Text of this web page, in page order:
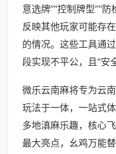
意选牌”“控制牌型”“
反映其他玩家可能存
的情况。这些工具通
段实现不平公，且“安
微乐云南麻将专为云
玩法于一体，一站式
多地滇麻乐趣，核心
最大亮点，幺鸡万能